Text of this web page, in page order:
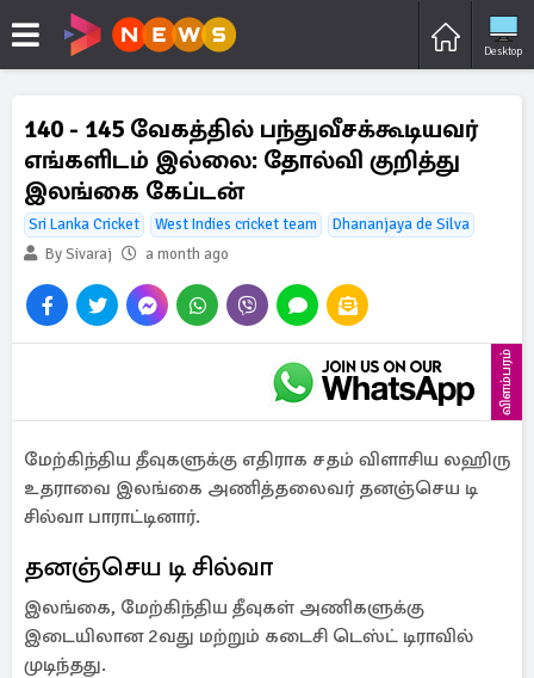
Desktop
140 - 145 வேகத்தில் பந்துவீசக்கூடியவர்
எங்களிடம் இல்லை: தோல்வி குறித்து
இலங்கை கேப்டன்
Sri Lanka Cricket West Indies cricket team
Dhananjaya de Silva
By Sivaraj
a month ago
விளம்பரம்
மேற்கிந்திய தீவுகளுக்கு எதிராக சதம் விளாசிய லஹிரு
உதராவை இலங்கை அணித்தலைவர் தனஞ்செய டி
சில்வா பாராட்டினார்.
தனஞ்செய டி சில்வா
இலங்கை, மேற்கிந்திய தீவுகள் அணிகளுக்கு
இடையிலான 2வது மற்றும் கடைசி டெஸ்ட் டிராவில்
முடிந்தது.